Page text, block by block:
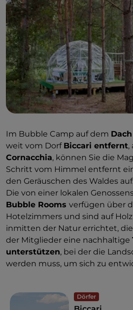
Im Bubble Camp auf dem
weit vom Dorf Biccari entfernt,
Cornacchia, können Sie die
Schritt vom Himmel entfernt
den Geräuschen des Waldes
Die von einer lokalen
Bubble Rooms verfügen über
Hotelzimmers und sind auf
inmitten der Natur errichtet,
der Mitglieder eine nachhaltige
unterstützen, bei der die
werden muss, um sich zu
Dörfer